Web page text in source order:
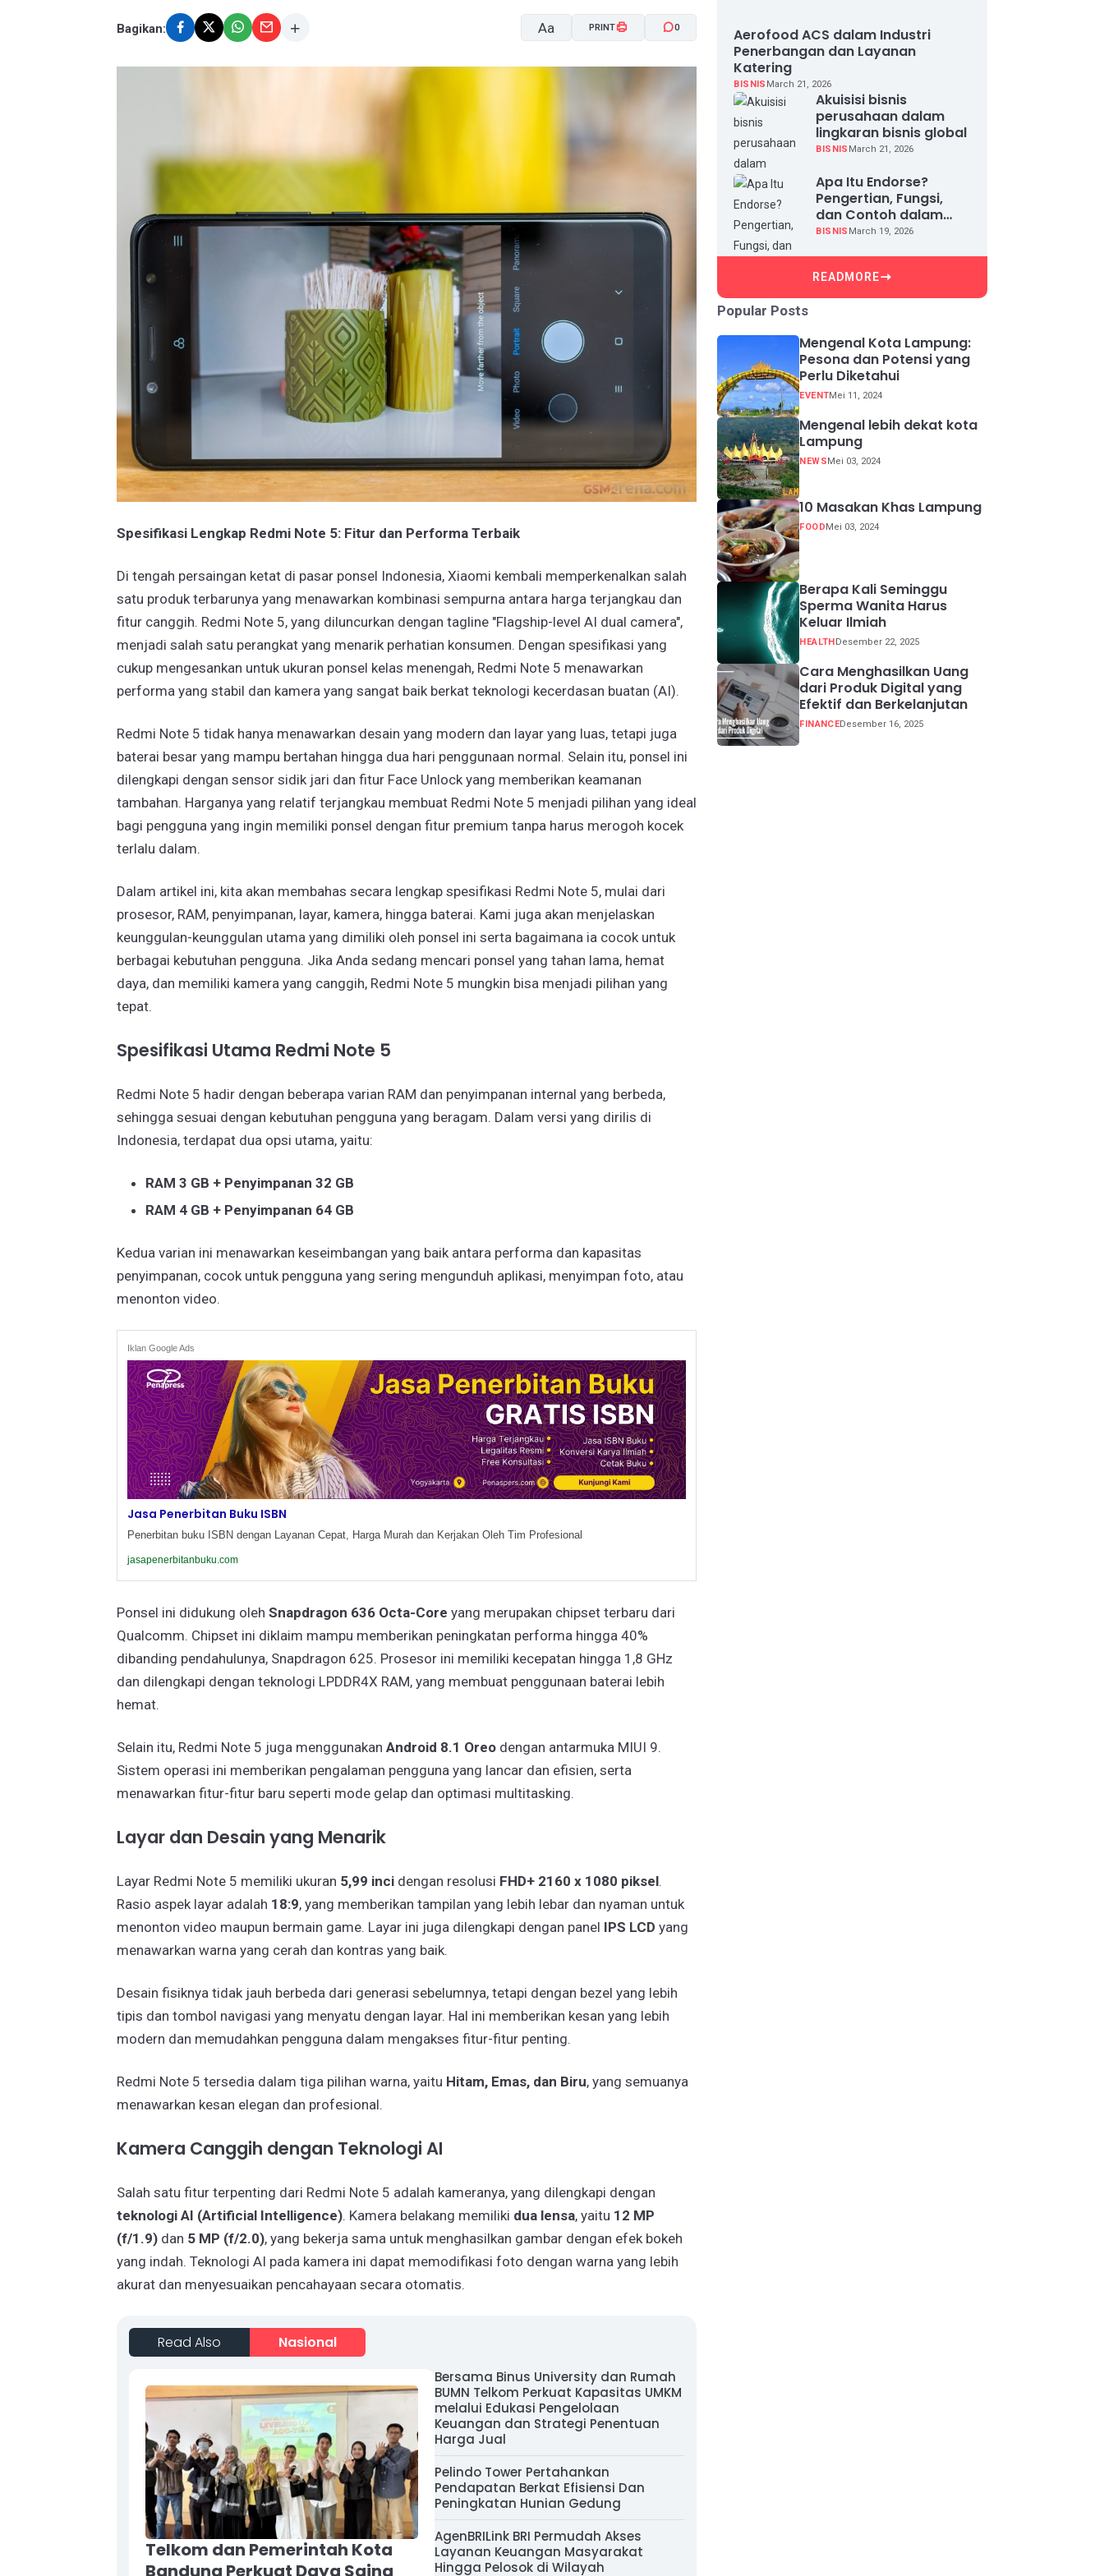
Bagikan: Aa PRINT 0
Spesifikasi Lengkap Redmi Note 5: Fitur dan Performa Terbaik
Di tengah persaingan ketat di pasar ponsel Indonesia, Xiaomi kembali memperkenalkan salah
satu produk terbarunya yang menawarkan kombinasi sempurna antara harga terjangkau dan
fitur canggih. Redmi Note 5, yang diluncurkan dengan tagline "Flagship-level AI dual camera",
menjadi salah satu perangkat yang menarik perhatian konsumen. Dengan spesifikasi yang
cukup mengesankan untuk ukuran ponsel kelas menengah, Redmi Note 5 menawarkan
performa yang stabil dan kamera yang sangat baik berkat teknologi kecerdasan buatan (AI).
Redmi Note 5 tidak hanya menawarkan desain yang modern dan layar yang luas, tetapi juga
baterai besar yang mampu bertahan hingga dua hari penggunaan normal. Selain itu, ponsel ini
dilengkapi dengan sensor sidik jari dan fitur Face Unlock yang memberikan keamanan
tambahan. Harganya yang relatif terjangkau membuat Redmi Note 5 menjadi pilihan yang ideal
bagi pengguna yang ingin memiliki ponsel dengan fitur premium tanpa harus merogoh kocek
terlalu dalam.
Dalam artikel ini, kita akan membahas secara lengkap spesifikasi Redmi Note 5, mulai dari
prosesor, RAM, penyimpanan, layar, kamera, hingga baterai. Kami juga akan menjelaskan
keunggulan-keunggulan utama yang dimiliki oleh ponsel ini serta bagaimana ia cocok untuk
berbagai kebutuhan pengguna. Jika Anda sedang mencari ponsel yang tahan lama, hemat
daya, dan memiliki kamera yang canggih, Redmi Note 5 mungkin bisa menjadi pilihan yang
tepat.
Spesifikasi Utama Redmi Note 5
Redmi Note 5 hadir dengan beberapa varian RAM dan penyimpanan internal yang berbeda,
sehingga sesuai dengan kebutuhan pengguna yang beragam. Dalam versi yang dirilis di
Indonesia, terdapat dua opsi utama, yaitu:
RAM 3 GB + Penyimpanan 32 GB
RAM 4 GB + Penyimpanan 64 GB
Kedua varian ini menawarkan keseimbangan yang baik antara performa dan kapasitas
penyimpanan, cocok untuk pengguna yang sering mengunduh aplikasi, menyimpan foto, atau
menonton video.
Iklan Google Ads
Jasa Penerbitan Buku ISBN
Penerbitan buku ISBN dengan Layanan Cepat, Harga Murah dan Kerjakan Oleh Tim Profesional
jasapenerbitanbuku.com
Ponsel ini didukung oleh Snapdragon 636 Octa-Core yang merupakan chipset terbaru dari
Qualcomm. Chipset ini diklaim mampu memberikan peningkatan performa hingga 40%
dibanding pendahulunya, Snapdragon 625. Prosesor ini memiliki kecepatan hingga 1,8 GHz
dan dilengkapi dengan teknologi LPDDR4X RAM, yang membuat penggunaan baterai lebih
hemat.
Selain itu, Redmi Note 5 juga menggunakan Android 8.1 Oreo dengan antarmuka MIUI 9.
Sistem operasi ini memberikan pengalaman pengguna yang lancar dan efisien, serta
menawarkan fitur-fitur baru seperti mode gelap dan optimasi multitasking.
Layar dan Desain yang Menarik
Layar Redmi Note 5 memiliki ukuran 5,99 inci dengan resolusi FHD+ 2160 x 1080 piksel.
Rasio aspek layar adalah 18:9, yang memberikan tampilan yang lebih lebar dan nyaman untuk
menonton video maupun bermain game. Layar ini juga dilengkapi dengan panel IPS LCD yang
menawarkan warna yang cerah dan kontras yang baik.
Desain fisiknya tidak jauh berbeda dari generasi sebelumnya, tetapi dengan bezel yang lebih
tipis dan tombol navigasi yang menyatu dengan layar. Hal ini memberikan kesan yang lebih
modern dan memudahkan pengguna dalam mengakses fitur-fitur penting.
Redmi Note 5 tersedia dalam tiga pilihan warna, yaitu Hitam, Emas, dan Biru, yang semuanya
menawarkan kesan elegan dan profesional.
Kamera Canggih dengan Teknologi AI
Salah satu fitur terpenting dari Redmi Note 5 adalah kameranya, yang dilengkapi dengan
teknologi AI (Artificial Intelligence). Kamera belakang memiliki dua lensa, yaitu 12 MP
(f/1.9) dan 5 MP (f/2.0), yang bekerja sama untuk menghasilkan gambar dengan efek bokeh
yang indah. Teknologi AI pada kamera ini dapat memodifikasi foto dengan warna yang lebih
akurat dan menyesuaikan pencahayaan secara otomatis.
Read Also Nasional
Telkom dan Pemerintah Kota
Bandung Perkuat Daya Saing
Bersama Binus University dan Rumah
BUMN Telkom Perkuat Kapasitas UMKM
melalui Edukasi Pengelolaan
Keuangan dan Strategi Penentuan
Harga Jual
Pelindo Tower Pertahankan
Pendapatan Berkat Efisiensi Dan
Peningkatan Hunian Gedung
AgenBRILink BRI Permudah Akses
Layanan Keuangan Masyarakat
Hingga Pelosok di Wilayah
Aerofood ACS dalam Industri
Penerbangan dan Layanan
Katering
BISNIS March 21, 2026
Akuisisi bisnis
perusahaan dalam
lingkaran bisnis global
BISNIS March 21, 2026
Apa Itu Endorse?
Pengertian, Fungsi,
dan Contoh dalam
Dunia Bisnis
BISNIS March 19, 2026
READMORE
Popular Posts
Mengenal Kota Lampung:
Pesona dan Potensi yang
Perlu Diketahui
EVENTMei 11, 2024
Mengenal lebih dekat kota
Lampung
NEWS Mei 03, 2024
10 Masakan Khas Lampung
FOOD Mei 03, 2024
Berapa Kali Seminggu
Sperma Wanita Harus
Keluar Ilmiah
HEALTH Desember 22, 2025
Cara Menghasilkan Uang
dari Produk Digital yang
Efektif dan Berkelanjutan
FINANCEDesember 16, 2025